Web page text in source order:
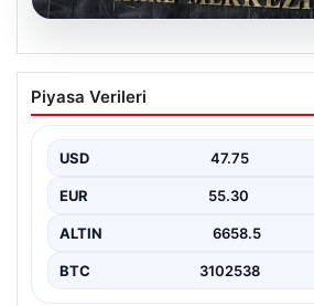
07.08.2026
TCMB’nin Nisan toplantısı
Ekonomistlerin faiz
Türkiye Cumhuriyet Merkez Bankası
Piyasa Verileri
USD 47.75
EUR 55.30
ALTIN 6658.5
BTC 3102538